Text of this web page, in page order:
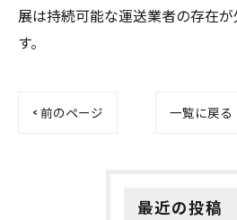
展は持続可能な運送業者の存在
す。
< 前のページ 一覧に戻る
最近の投稿